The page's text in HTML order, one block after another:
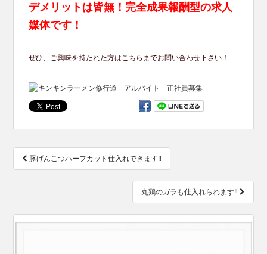
デメリットは皆無！完全成果報酬型の求人
媒体です！
ぜひ、ご興味を持たれた方はこちらまでお問い合わせ下さい！
ー
シ
豚げんこつハーフカット仕入れできます‼
丸鶏のガラも仕入れられます‼